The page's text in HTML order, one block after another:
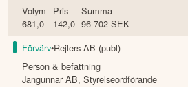
Volym
681,0
Pris
142,0
Summa
96 702 SEK
Förvärv•Rejlers AB (publ)
Person & befattning
Jangunnar AB,Styrelseordförande